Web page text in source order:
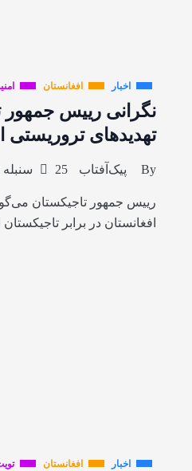
اخبار افغانستان
نگرانی رییس جمهور
تهدیدهای تروریستی
By پیک‌آفتاب 25 سنبله 1402
رییس جمهور تاجیکستان
افغانستان در برابر
اخبار افغانستان